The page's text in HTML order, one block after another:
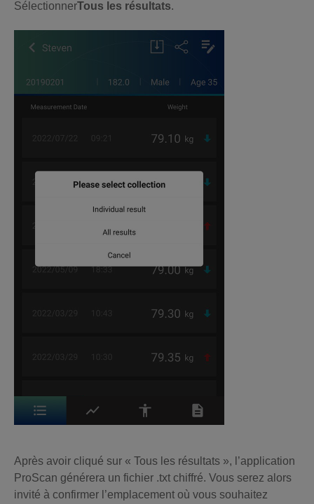
SélectionnerTous les résultats.
Après avoir cliqué sur « Tous les résultats », l’application
ProScan générera un fichier .txt chiffré. Vous serez alors
invité à confirmer l’emplacement où vous souhaitez